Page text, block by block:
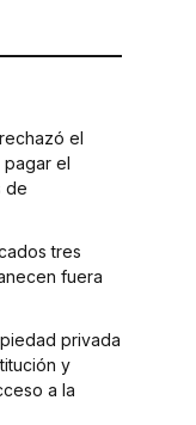
el
el
de
tres
fuera
privada
y
a la